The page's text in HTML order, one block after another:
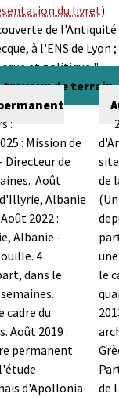
du livret).
de l'Antiquité
à l'ENS de
et politique ".
travaux de terrain
:
: Mission de
de
Août
Albanie
2022 :
Albanie -
4
dans le
cadre du
Août 2019 :
permanent
d'Apollonia
de
le
de